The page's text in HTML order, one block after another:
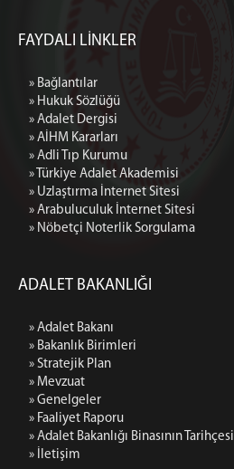
FAYDALI LİNKLER
» Bağlantılar
» Hukuk Sözlüğü
» Adalet Dergisi
» AİHM Kararları
» Adli Tıp Kurumu
» Türkiye Adalet Akademisi
» Uzlaştırma İnternet Sitesi
» Arabuluculuk İnternet Sitesi
» Nöbetçi Noterlik Sorgulama
ADALET BAKANLIĞI
» Adalet Bakanı
» Bakanlık Birimleri
» Stratejik Plan
» Mevzuat
» Genelgeler
» Faaliyet Raporu
» Adalet Bakanlığı Binasının Tarihçesi
» İletişim